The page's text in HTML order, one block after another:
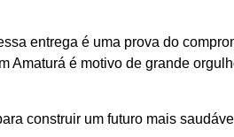
entrega é uma prova do
Amaturá é motivo de grande
construir um futuro mais